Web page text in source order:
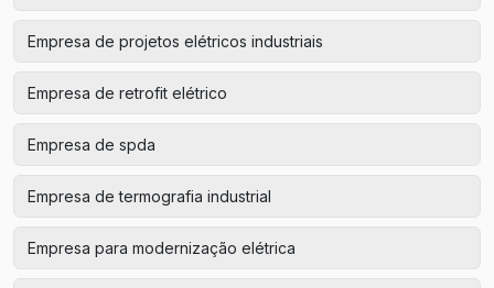
Empresa de projetos elétricos industriais
Empresa de retrofit elétrico
Empresa de spda
Empresa de termografia industrial
Empresa para modernização elétrica